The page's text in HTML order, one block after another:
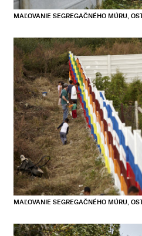
MAĽOVANIE SEGREGAČNÉHO MÚRU,
MAĽOVANIE SEGREGAČNÉHO MÚRU,